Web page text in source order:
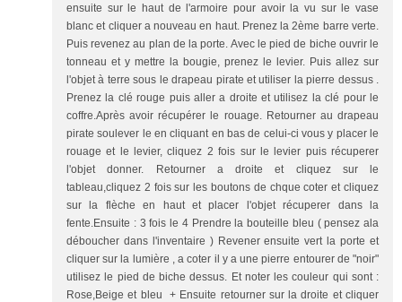
ensuite sur le haut de l'armoire pour avoir la vu sur le vase
blanc et cliquer a nouveau en haut. Prenez la 2ème barre verte.
Puis revenez au plan de la porte. Avec le pied de biche ouvrir le
tonneau et y mettre la bougie, prenez le levier. Puis allez sur
l'objet à terre sous le drapeau pirate et utiliser la pierre dessus .
Prenez la clé rouge puis aller a droite et utilisez la clé pour le
coffre.Après avoir récupérer le rouage. Retourner au drapeau
pirate soulever le en cliquant en bas de celui-ci vous y placer le
rouage et le levier, cliquez 2 fois sur le levier puis récuperer
l'objet donner. Retourner a droite et cliquez sur le
tableau,cliquez 2 fois sur les boutons de chque coter et cliquez
sur la flèche en haut et placer l'objet récuperer dans la
fente.Ensuite : 3 fois le 4 Prendre la bouteille bleu ( pensez ala
déboucher dans l'inventaire ) Revener ensuite vert la porte et
cliquer sur la lumière , a coter il y a une pierre entourer de "noir"
utilisez le pied de biche dessus. Et noter les couleur qui sont :
Rose,Beige et bleu + Ensuite retourner sur la droite et cliquer